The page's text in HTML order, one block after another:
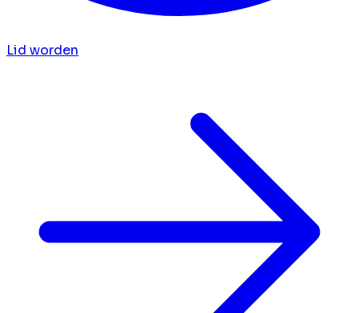
Lid worden